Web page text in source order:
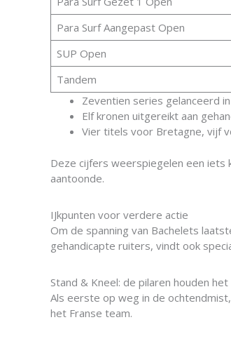
Para Surf Aangepast Open
SUP Open
Tandem
Zeventien series gelanceerd
Elf kronen uitgereikt aan
Vier titels voor Bretagne, vijf
Deze cijfers weerspiegelen een iets
aantoonde.
IJkpunten voor verdere actie
Om de spanning van Bachelets
gehandicapte ruiters, vindt ook
Stand & Kneel: de pilaren houden
Als eerste op weg in de ochtendmist,
het Franse team.